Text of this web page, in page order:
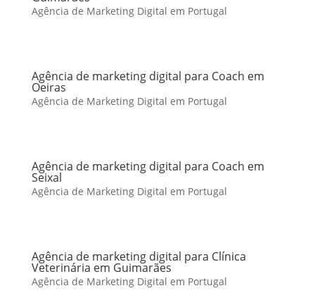
Agência de Marketing Digital em Portugal
Agência de marketing digital para Coach em
Oeiras
Agência de Marketing Digital em Portugal
Agência de marketing digital para Coach em
Seixal
Agência de Marketing Digital em Portugal
Agência de marketing digital para Clínica
Veterinária em Guimarães
Agência de Marketing Digital em Portugal